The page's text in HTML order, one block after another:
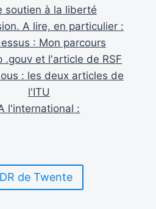
soutien à la liberté
A lire, en particulier :
: Mon parcours
.gouv et l'article de RSF
: les deux articles de
l'ITU
l'international :
de Twente